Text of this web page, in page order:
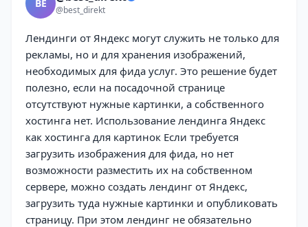
BE
@best_direkt
Лендинги от Яндекс могут служить не только для
рекламы, но и для хранения изображений,
необходимых для фида услуг. Это решение будет
полезно, если на посадочной странице
отсутствуют нужные картинки, а собственного
хостинга нет. Использование лендинга Яндекс
как хостинга для картинок Если требуется
загрузить изображения для фида, но нет
возможности разместить их на собственном
сервере, можно создать лендинг от Яндекс,
загрузить туда нужные картинки и опубликовать
страницу. При этом лендинг не обязательно